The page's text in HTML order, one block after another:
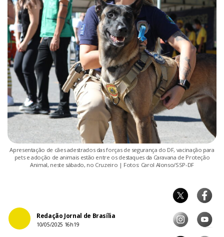
Apresentação de cães adestrados das forças de segurança do DF, vacinação para
pets e adoção de animais estão entre os destaques da Caravana de Proteção
Animal, neste sábado, no Cruzeiro | Fotos: Carol Alonso/SSP-DF
Redação Jornal de Brasília
10/05/2025 16h19